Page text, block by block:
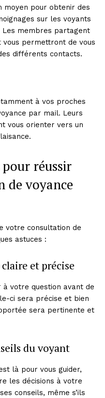
moyen pour obtenir des
sur les voyants
Les membres partagent
permettront de vous
différents contacts.
à vos proches
par mail. Leurs
vous orienter vers un
pour réussir
de voyance
votre consultation de
astuces :
et précise
votre question avant de
ci sera précise et bien
sera pertinente et
du voyant
là pour vous guider,
les décisions à votre
conseils, même s’ils